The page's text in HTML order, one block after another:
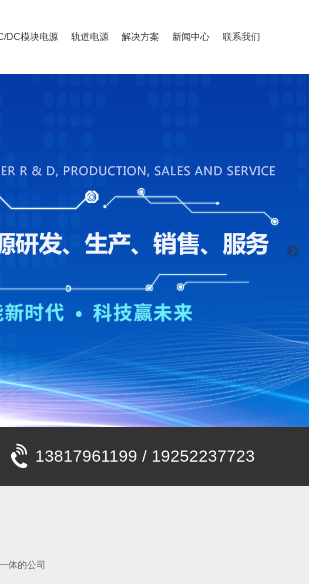
DC模块电源 轨道电源 解决方案 新闻中心 联系我们
13817961199 / 19252237723
体的公司